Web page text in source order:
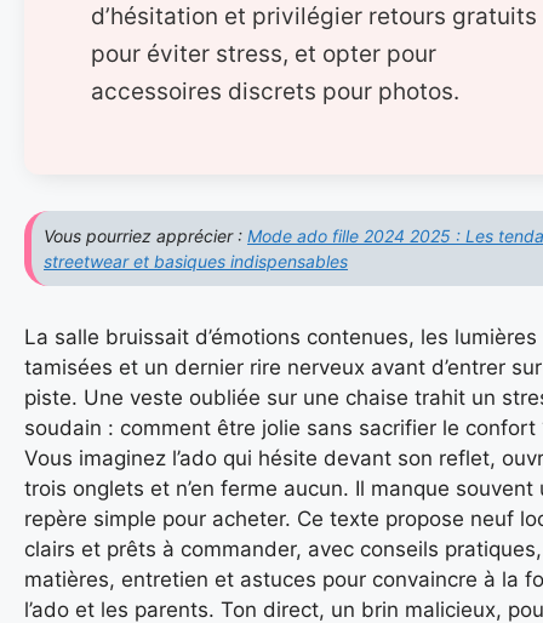
d’hésitation et privilégier retours gratuits
pour éviter stress, et opter pour
accessoires discrets pour photos.
Vous pourriez apprécier : Mode ado fille 2024 2025 : Les
streetwear et basiques indispensables
La salle bruissait d’émotions contenues, les lumières
tamisées et un dernier rire nerveux avant d’entrer
piste. Une veste oubliée sur une chaise trahit un
soudain : comment être jolie sans sacrifier le confort
Vous imaginez l’ado qui hésite devant son reflet,
trois onglets et n’en ferme aucun. Il manque souvent
repère simple pour acheter. Ce texte propose neuf
clairs et prêts à commander, avec conseils pratiques,
matières, entretien et astuces pour convaincre à la
l’ado et les parents. Ton direct, un brin malicieux,